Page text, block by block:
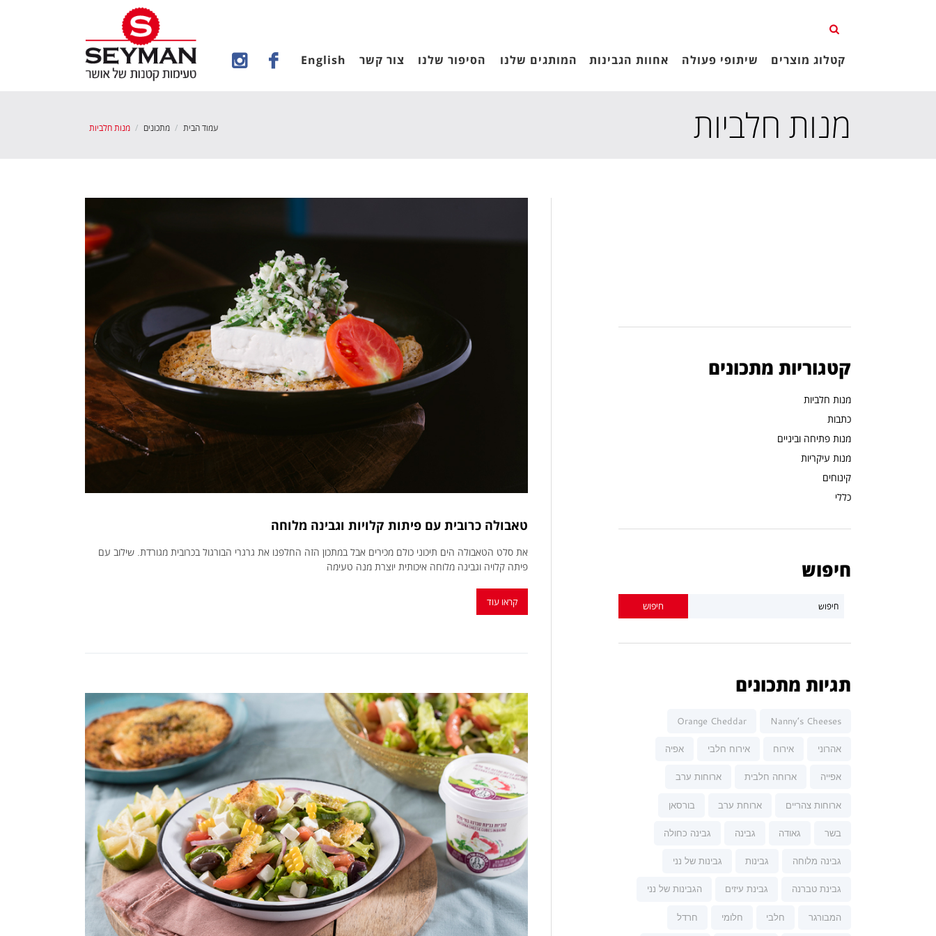
קטלוג מוצרים שיתופי פעולה אחוות הגבינות המותגים שלנו הסיפור שלנו צור קשר English
מנות חלביות עמוד הבית מתכונים מנות חלביות
טאבולה כרובית עם פיתות קלויות וגבינה מלוחה
את סלט הטאבולה הים תיכוני כולם מכירים אבל במתכון הזה החלפנו את גרגרי הבורגול בכרובית מגורדת. שילוב עם
פיתה קלויה וגבינה מלוחה איכותית יוצרת מנה טעימה
קראו עוד
קטגוריות מתכונים
מנות חלביות
כתבות
מנות פתיחה וביניים
מנות עיקריות
קינוחים
כללי
חיפוש
תגיות מתכונים
Nanny’s Cheeses
Orange Cheddar
אהרוני אירוח אירוח חלבי אפיה
אפייה ארוחה חלבית ארוחות ערב
ארוחות צהריים ארוחת ערב בורסאן
בשר גאודה גבינה גבינה כחולה
גבינה מלוחה גבינות גבינות של נני
גבינת טברנה גבינת עיזים הגבינות של נני
המבורגר חלבי חלומי חרדל